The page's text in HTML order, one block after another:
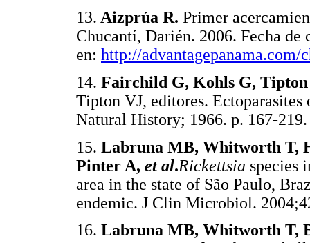
13. Aizprúa R. Primer
Chucantí, Darién. 2006. Fecha
en: http://advantagepanama.com/
14. Fairchild G, Kohls G, Tipton
Tipton VJ, editores.
Natural History; 1966. p.
15. Labruna MB, Whitworth T,
Pinter A, et al.Rickettsia species
area in the state of São Paulo,
endemic. J Clin Microbiol.
16. Labruna MB, Whitworth T,